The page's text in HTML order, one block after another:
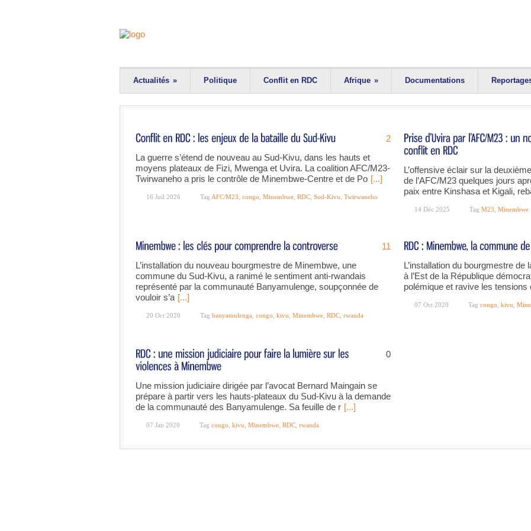
Actualités » Politique Conflit en RDC Afrique » Documentations
2
La guerre s’étend de nouveau au Sud-Kivu, dans les hauts et
moyens plateaux de Fizi, Mwenga et Uvira. La coalition AFC/M23-
Twirwaneho a pris le contrôle de Minembwe-Centre et de Po [...]
16 Juil 2026 Tag AFC/M23 congo Minembwe RDC Sud-Kivu Twirwaneho
L’offensive éclair sur la
de l’AFC/M23 quelques jours
paix entre Kinshasa et Kigali,
14 Déc 2025 Tag M23 Minembwe
11
L’installation du nouveau bourgmestre de Minembwe, une
commune du Sud-Kivu, a ranimé le sentiment anti-rwandais
représenté par la communauté Banyamulenge, soupçonnée de
vouloir s’a [...]
20 Oct 2020 Tag banyamulenga congo kivu Minembwe RDC rwanda
L’installation du bourgmestre
à l’Est de la République
polémique et ravive les
07 Oct 2020 Tag congo kivu
0
Une mission judiciaire dirigée par l’avocat Bernard Maingain se
prépare à partir vers les hauts-plateaux du Sud-Kivu à la demande
de la communauté des Banyamulenge. Sa feuille de r [...]
07 Jan 2020 Tag congo kivu Minembwe RDC rwanda